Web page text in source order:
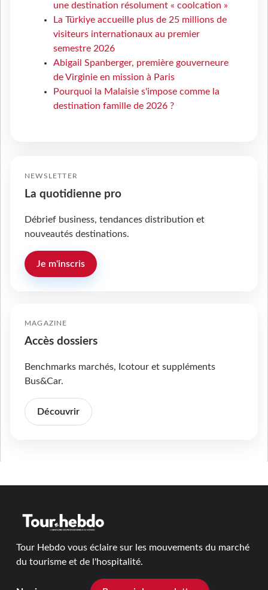
une destination résolument « coolcation »
La Türkiye accueille plus de 25 millions de
visiteurs internationaux au premier
semestre 2026
Abigail Spanberger, première gouverneure
de Virginie en mission à Paris
Pourquoi la Malaisie s'impose comme la
destination famille de 2026 ?
NEWSLETTER
La quotidienne pro
Débrief business, tendances distribution et
nouveautés destinations.
Je m'inscris
MAGAZINE
Accès dossiers
Benchmarks marchés, Icotour et suppléments
Bus&Car.
Découvrir
Tour Hebdo vous éclaire sur les mouvements du marché
du tourisme et de l'hospitalité.